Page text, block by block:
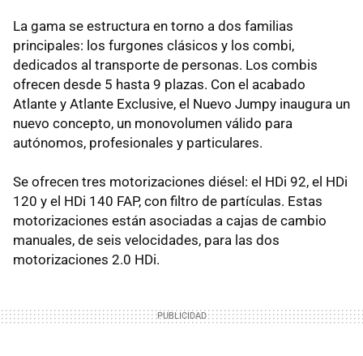
La gama se estructura en torno a dos familias
principales: los furgones clásicos y los combi,
dedicados al transporte de personas. Los combis
ofrecen desde 5 hasta 9 plazas. Con el acabado
Atlante y Atlante Exclusive, el Nuevo Jumpy inaugura un
nuevo concepto, un monovolumen válido para
autónomos, profesionales y particulares.
Se ofrecen tres motorizaciones diésel: el HDi 92, el HDi
120 y el HDi 140 FAP, con filtro de partículas. Estas
motorizaciones están asociadas a cajas de cambio
manuales, de seis velocidades, para las dos
motorizaciones 2.0 HDi.